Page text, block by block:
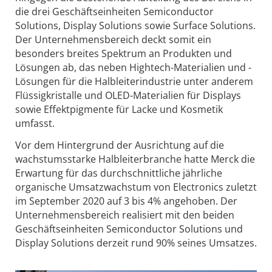
die drei Geschäftseinheiten Semiconductor
Solutions, Display Solutions sowie Surface Solutions.
Der Unternehmensbereich deckt somit ein
besonders breites Spektrum an Produkten und
Lösungen ab, das neben Hightech-Materialien und -
Lösungen für die Halbleiterindustrie unter anderem
Flüssigkristalle und OLED-Materialien für Displays
sowie Effektpigmente für Lacke und Kosmetik
umfasst.
Vor dem Hintergrund der Ausrichtung auf die
wachstumsstarke Halbleiterbranche hatte Merck die
Erwartung für das durchschnittliche jährliche
organische Umsatzwachstum von Electronics zuletzt
im September 2020 auf 3 bis 4% angehoben. Der
Unternehmensbereich realisiert mit den beiden
Geschäftseinheiten Semiconductor Solutions und
Display Solutions derzeit rund 90% seines Umsatzes.